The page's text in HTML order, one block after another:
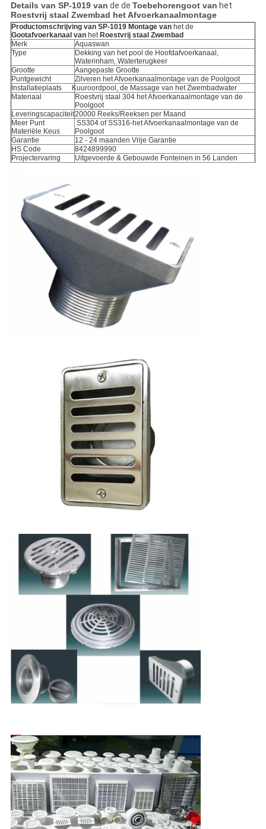
Details van SP-1019 van de de Toebehorengoot van het
Roestvrij staal Zwembad het Afvoerkanaalmontage
Productomschrijving van SP-1019 Montage vanhet de
Gootafvoerkanaal vanhet Roestvrij staal Zwembad
Merk
Aquaswan
Type
Dekking van het pool de Hoofdafvoerkanaal,
Waterinham, Waterterugkeer
Grootte
Aangepaste Grootte
Puntgewicht
Zilveren het Afvoerkanaalmontage van de Poolgoot
Installatieplaats
Kuuroordpool, de Massage van het Zwembadwater
Materiaal
Roestvrij staal 304 het Afvoerkanaalmontage van de
Poolgoot
Leveringscapaciteit20000 Reeks/Reeksen per Maand
Meer Punt
Materiële Keus
SS304 of SS316-het Afvoerkanaalmontage van de
Poolgoot
Garantie
12 - 24 maanden Vrije Garantie
HS Code
8424899990
Projectervaring
Uitgevoerde & Gebouwde Fonteinen in 56 Landen